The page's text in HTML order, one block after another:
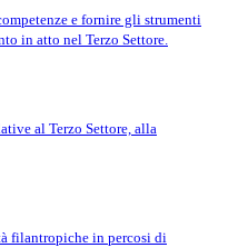
e fornire gli strumenti
in atto nel Terzo Settore.
al Terzo Settore, alla
filantropiche in percosi di